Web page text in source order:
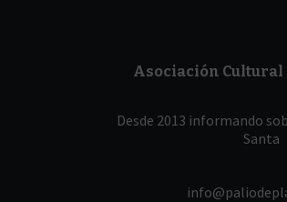
Asociación Cultural
Desde 2013 informando
Santa